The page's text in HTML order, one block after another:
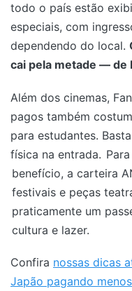
todo o país estão
especiais, com
dependendo do local.
cai pela metade — de
Além dos cinemas,
pagos também
para estudantes.
física na entrada.
benefício, a carteira
festivais e peças
praticamente um
cultura e lazer.
Confira nossas dicas
Japão pagando menos